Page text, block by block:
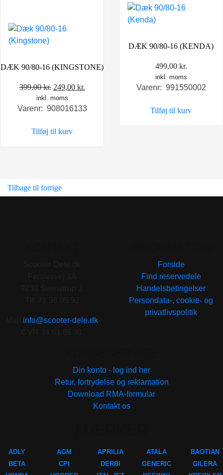
DÆK 90/80-16 (KINGSTONE)
399,00kr. Den
oprindelige
pris
399,00 kr..
249,00 kr.
pris
inkl. moms
Varenr: 908016133
Tilføj til kurv
DÆK 90/80-16 (KENDA)
499,00 kr.
inkl. moms
Varenr: 991550002
Tilføj til kurv
Tilbage til forrige
info@scooter-dele.dk
Forside
Find reservedele
Handelsbetingelser
Persondata-, cookie- og
privatlivspolitik
Din konto - log ind her
Retur, fortrydelse og reklamation
Download RMA-formular
Kontakt os
ADLY
BETA
AGM
CPI
APRILIA
DERBI
ATALA
GENERIC
BAOTIAN
GILERA